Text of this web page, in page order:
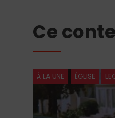
Ce
À LA UNE ÉGLISE